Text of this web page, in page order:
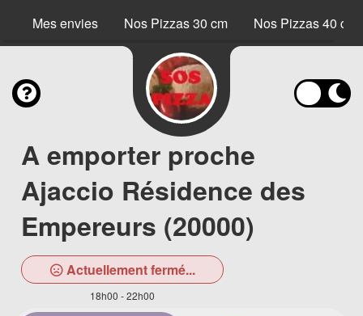
Mes envies Nos Pizzas 30 cm Nos Pizzas 40 cm
A emporter proche
Ajaccio Résidence des
Empereurs (20000)
Actuellement fermé...
18h00 - 22h00